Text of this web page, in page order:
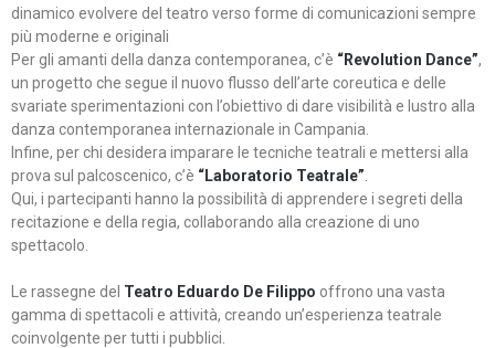
dinamico evolvere del teatro verso forme di comunicazioni sempre
più moderne e originali
Per gli amanti della danza contemporanea, c’è “Revolution Dance”,
un progetto che segue il nuovo flusso dell’arte coreutica e delle
svariate sperimentazioni con l’obiettivo di dare visibilità e lustro alla
danza contemporanea internazionale in Campania.
Infine, per chi desidera imparare le tecniche teatrali e mettersi alla
prova sul palcoscenico, c’è “Laboratorio Teatrale”
Qui, i partecipanti hanno la possibilità di apprendere i segreti della
recitazione e della regia, collaborando alla creazione di uno
spettacolo.
Le rassegne del Teatro Eduardo De Filippo offrono una vasta
gamma di spettacoli e attività, creando un’esperienza teatrale
coinvolgente per tutti i pubblici.